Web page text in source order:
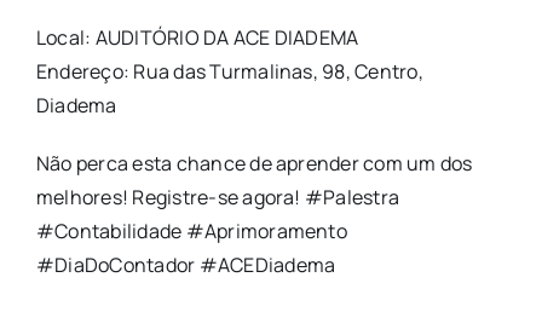
Local: AUDITÓRIO DA ACE DIADEMA
Endereço: Rua das Turmalinas, 98, Centro,
Diadema
Não perca esta chance de aprender com um dos
melhores! Registre-se agora! #Palestra
#Contabilidade #Aprimoramento
#DiaDoContador #ACEDiadema